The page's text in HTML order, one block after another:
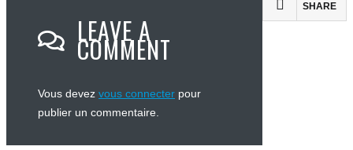
SHARE
LEAVE A
COMMENT
Vous devez vous connecter pour
publier un commentaire.